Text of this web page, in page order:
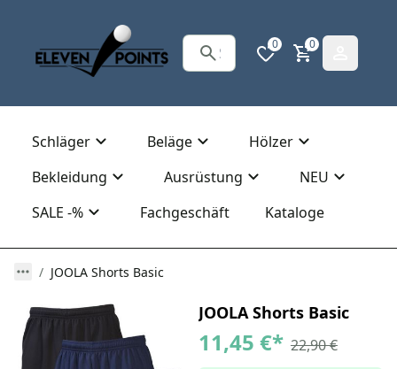
0 0
Schläger Beläge
Hölzer
Bekleidung
Ausrüstung
NEU
SALE -%
Fachgeschäft Kataloge
JOOLA Shorts Basic
JOOLA Shorts Basic
11,45 €* 22,90 €